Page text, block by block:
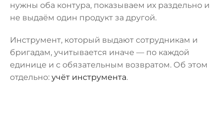
нужны оба контура, показываем их раздельно и
не выдаём один продукт за другой.
Инструмент, который выдают сотрудникам и
бригадам, учитывается иначе — по каждой
единице и с обязательным возвратом. Об этом
отдельно: учёт инструмента.